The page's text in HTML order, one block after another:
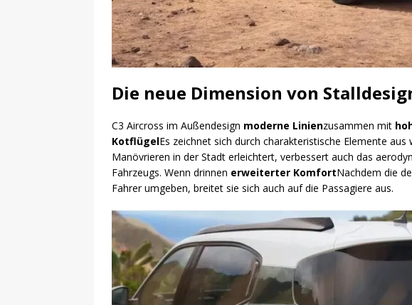
Die neue Dimension von
C3 Aircross im Außendesign moderne Linienzusammen mit
KotflügelEs zeichnet sich durch charakteristische Elemente aus
Manövrieren in der Stadt erleichtert, verbessert auch das
Fahrzeugs. Wenn drinnen erweiterter KomfortNachdem die
Fahrer umgeben, breitet sie sich auch auf die Passagiere aus.